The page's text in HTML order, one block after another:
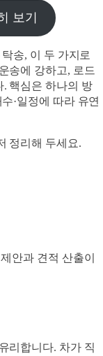
보기
송, 이 두 가지로
송에 강하고, 로드
핵심은 하나의 방
·일정에 따라 유연
정리해 두세요.
안과 견적 산출이
리합니다. 차가 직